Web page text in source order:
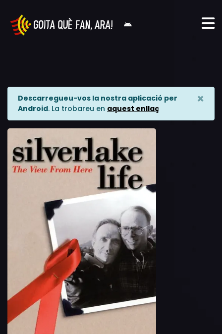
Descarregueu-vos la nostra aplicació per
Android. La trobareu en aquest enllaç
×